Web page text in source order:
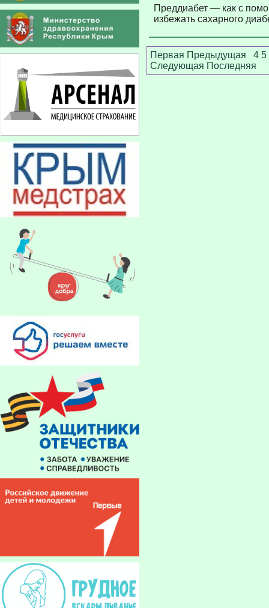
Преддиабет — как с
избежать сахарного
Первая Предыдущая 4 5
Следующая Последняя